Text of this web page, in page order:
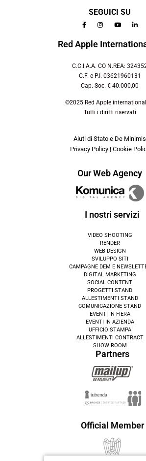
SEGUICI SU
Red Apple
C.C.I.A.A. CO N.REA:
C.F. e P.I. 03621960131
Cap. Soc. € 40.000,00
©2025 Red Apple
Tutti i diritti riservati
Aiuti di Stato e De Minimis
Privacy Policy| Cookie
Our Web Agency
I nostri servizi
VIDEO SHOOTING
RENDER
WEB DESIGN
SVILUPPO SITI
CAMPAGNE DEM E
DIGITAL MARKETING
SOCIAL CONTENT
PROGETTI STAND
ALLESTIMENTI STAND
COMUNICAZIONE STAND
EVENTI IN FIERA
EVENTI IN AZIENDA
UFFICIO STAMPA
ALLESTIMENTI CONTRACT
SHOW ROOM
Partners
Official Member